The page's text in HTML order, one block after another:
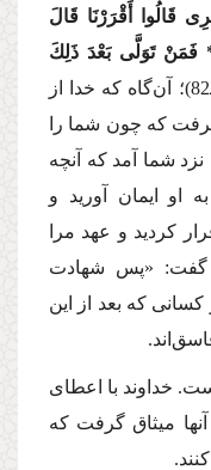
قَالُوا أَقْرَرْنَا قَالَ
فَمَنْ تَوَلَّی بَعْدَ ذَلِكَ
آن‌گاه كه خدا از
كه چون شما را
شما آمد كه آنچه
ایمان آورید و
كردید و عهد مرا
گفت: «پس شهادت
كسانی كه بعد از این
خداوند با اعطای
آنها میثاق گرفت كه